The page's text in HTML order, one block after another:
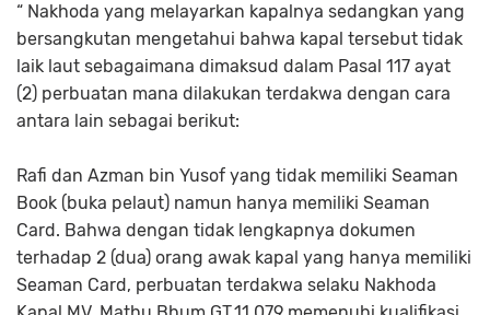
“ Nakhoda yang melayarkan kapalnya sedangkan yang
bersangkutan mengetahui bahwa kapal tersebut tidak
laik laut sebagaimana dimaksud dalam Pasal 117 ayat
(2) perbuatan mana dilakukan terdakwa dengan cara
antara lain sebagai berikut:
Rafi dan Azman bin Yusof yang tidak memiliki Seaman
Book (buka pelaut) namun hanya memiliki Seaman
Card. Bahwa dengan tidak lengkapnya dokumen
terhadap 2 (dua) orang awak kapal yang hanya memiliki
Seaman Card, perbuatan terdakwa selaku Nakhoda